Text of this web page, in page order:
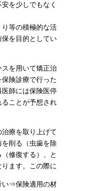
を少しでもなく
り等の積極的な活
を目的としてい
を用いて矯正治
保険診療で行った
師には保険医停
ることが予想され
療を取り上げて
削る（虫歯を除
修復する）、と
ます。この際に
い⇒保険適用の材